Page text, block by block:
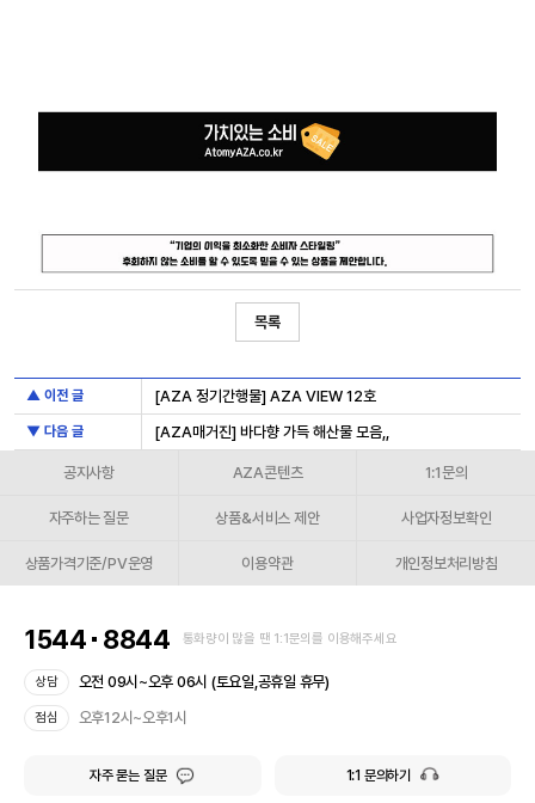
목록
▲ 이전 글 [AZA 정기간행물] AZA VIEW 12호
▼ 다음 글 [AZA매거진] 바다향 가득 해산물 모음,,
공지사항 AZA콘텐츠 1:1문의
자주하는 질문 상품&서비스 제안 사업자정보확인
상품가격기준/PV운영 이용약관 개인정보처리방침
1544 8844 통화량이 많을 땐 1:1문의를 이용해주세요
상담 오전 09시~오후 06시 (토요일,공휴일 휴무)
점심 오후12시~오후1시
자주 묻는 질문 1:1 문의하기